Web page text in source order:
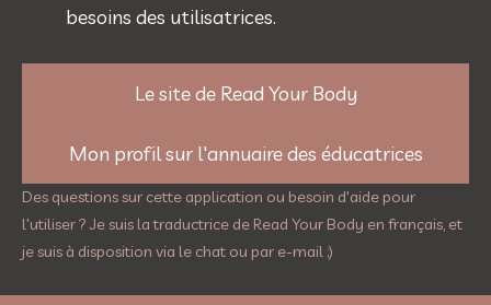
besoins des utilisatrices.
Le site de Read Your Body
Mon profil sur l'annuaire des éducatrices
Des questions sur cette application ou besoin d'aide pour
l'utiliser ? Je suis la traductrice de Read Your Body en français, et
je suis à disposition via le chat ou par e-mail ;)